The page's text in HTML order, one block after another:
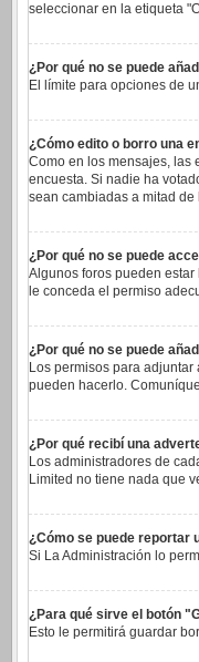
seleccionar en la etiqueta
¿Por qué no se puede
El límite para opciones de
¿Cómo edito o borro una
Como en los mensajes, las
encuesta. Si nadie ha
sean cambiadas a mitad de
¿Por qué no se puede
Algunos foros pueden
le conceda el permiso
¿Por qué no se puede
Los permisos para
pueden hacerlo.
¿Por qué recibí una
Los administradores de
Limited no tiene nada que
¿Cómo se puede reportar
Si La Administración lo
¿Para qué sirve el botón
Esto le permitirá guardar